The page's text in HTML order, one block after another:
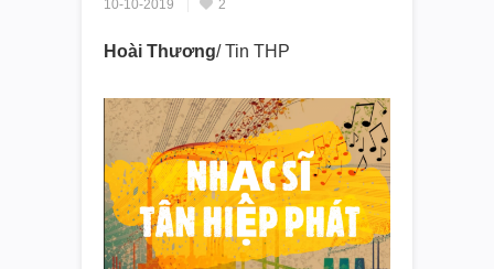
10-10-2019 2
Hoài Thương/ Tin THP